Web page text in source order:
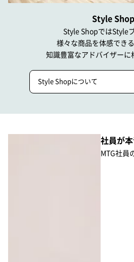
Style Shop
Style ShopではStyle
様々な商品を体感できる
知識豊富なアドバイザーに
Style Shopについて
社員が本
MTG社員